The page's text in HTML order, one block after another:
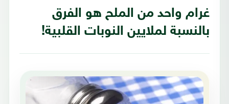
غرام واحد من الملح هو الفرق
بالنسبة لملايين النوبات القلبية!